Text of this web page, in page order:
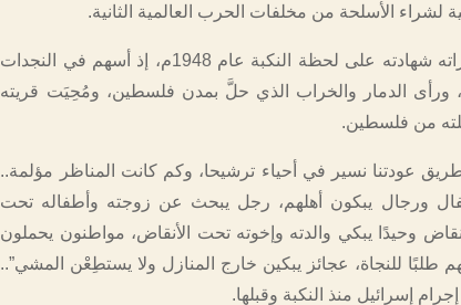
لشراء الأسلحة من مخلفات الحرب العالمية الثانية.
يقدِّم أبو ماهر اليماني في مذكِّراته شهادته على لحظة النكبة عام 1948م، إذ أسهم في النجدات
ورأى الدمار والخراب الذي حلَّ بمدن فلسطين، ومُحِيَت قريته
من فلسطين.
عودتنا نسير في أحياء ترشيحا، وكم كانت المناظر مؤلمة..
ورجال يبكون أهلهم، رجل يبحث عن زوجته وأطفاله تحت
وحيدًا يبكي والدته وإخوته تحت الأنقاض، مواطنون يحملون
طلبًا للنجاة، عجائز يبكين خارج المنازل ولا يستطِعْن المشي”..
إسرائيل منذ النكبة وقبلها.